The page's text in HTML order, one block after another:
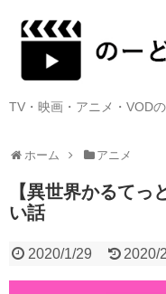
TV・映画・アニメ・VOD
ホーム アニメ
【異世界かるて
い話
2020/1/29 2020/